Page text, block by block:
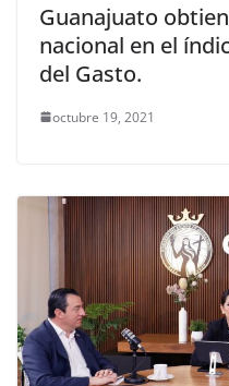
Guanajuato
nacional en el
del Gasto.
octubre 19, 2021